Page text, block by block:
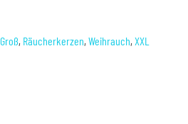
Groß, Räucherkerzen,Weihrauch,XXL